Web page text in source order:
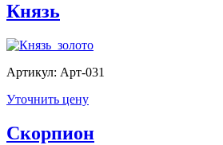
Князь
Артикул: Арт-031
Уточнить цену
Скорпион